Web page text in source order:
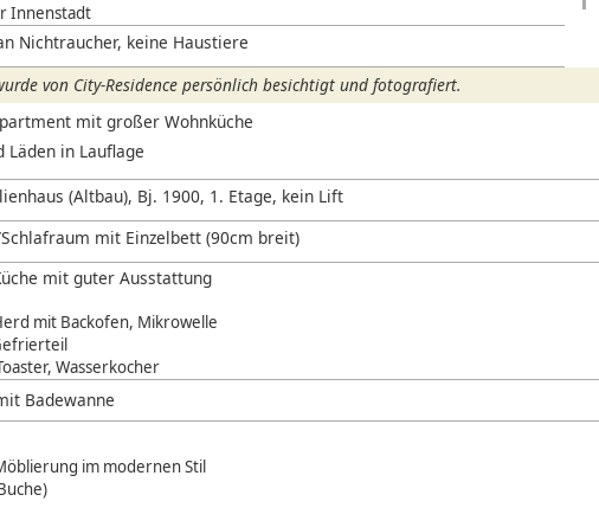
Innenstadt
Nichtraucher, keine Haustiere
von City-Residence persönlich besichtigt und fotografiert.
mit großer Wohnküche
Läden in Lauflage
(Altbau), Bj. 1900, 1. Etage, kein Lift
mit Einzelbett (90cm breit)
mit guter Ausstattung
mit Backofen, Mikrowelle
Wasserkocher
Badewanne
im modernen Stil